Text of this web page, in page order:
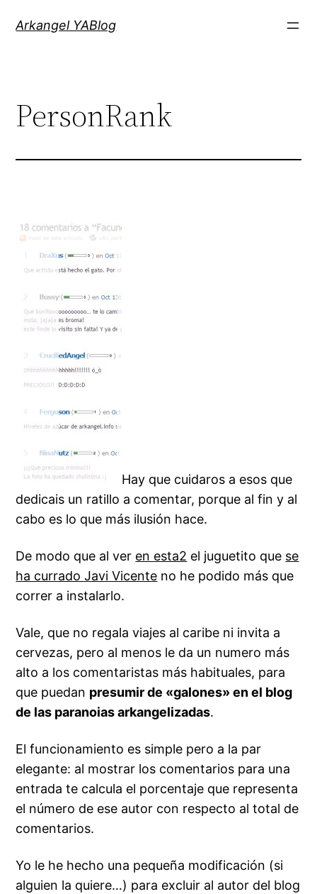
Arkangel YABlog
PersonRank
Hay que cuidaros a esos que
dedicais un ratillo a comentar, porque al fin y al
cabo es lo que más ilusión hace.
De modo que al ver en esta2 el juguetito que se
ha currado Javi Vicente no he podido más que
correr a instalarlo.
Vale, que no regala viajes al caribe ni invita a
cervezas, pero al menos le da un numero más
alto a los comentaristas más habituales, para
que puedan presumir de «galones» en el blog
de las paranoias arkangelizadas.
El funcionamiento es simple pero a la par
elegante: al mostrar los comentarios para una
entrada te calcula el porcentaje que representa
el número de ese autor con respecto al total de
comentarios.
Yo le he hecho una pequeña modificación (si
alguien la quiere…) para excluir al autor del blog